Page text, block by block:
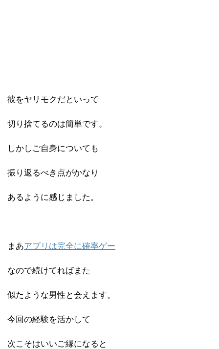
彼をヤリモクだといって
切り捨てるのは簡単です。
しかしご自身についても
振り返るべき点がかなり
あるように感じました。
まあアプリは完全に確率ゲー
なので続けてればまた
似たような男性と会えます。
今回の経験を活かして
次こそはいいご縁になると